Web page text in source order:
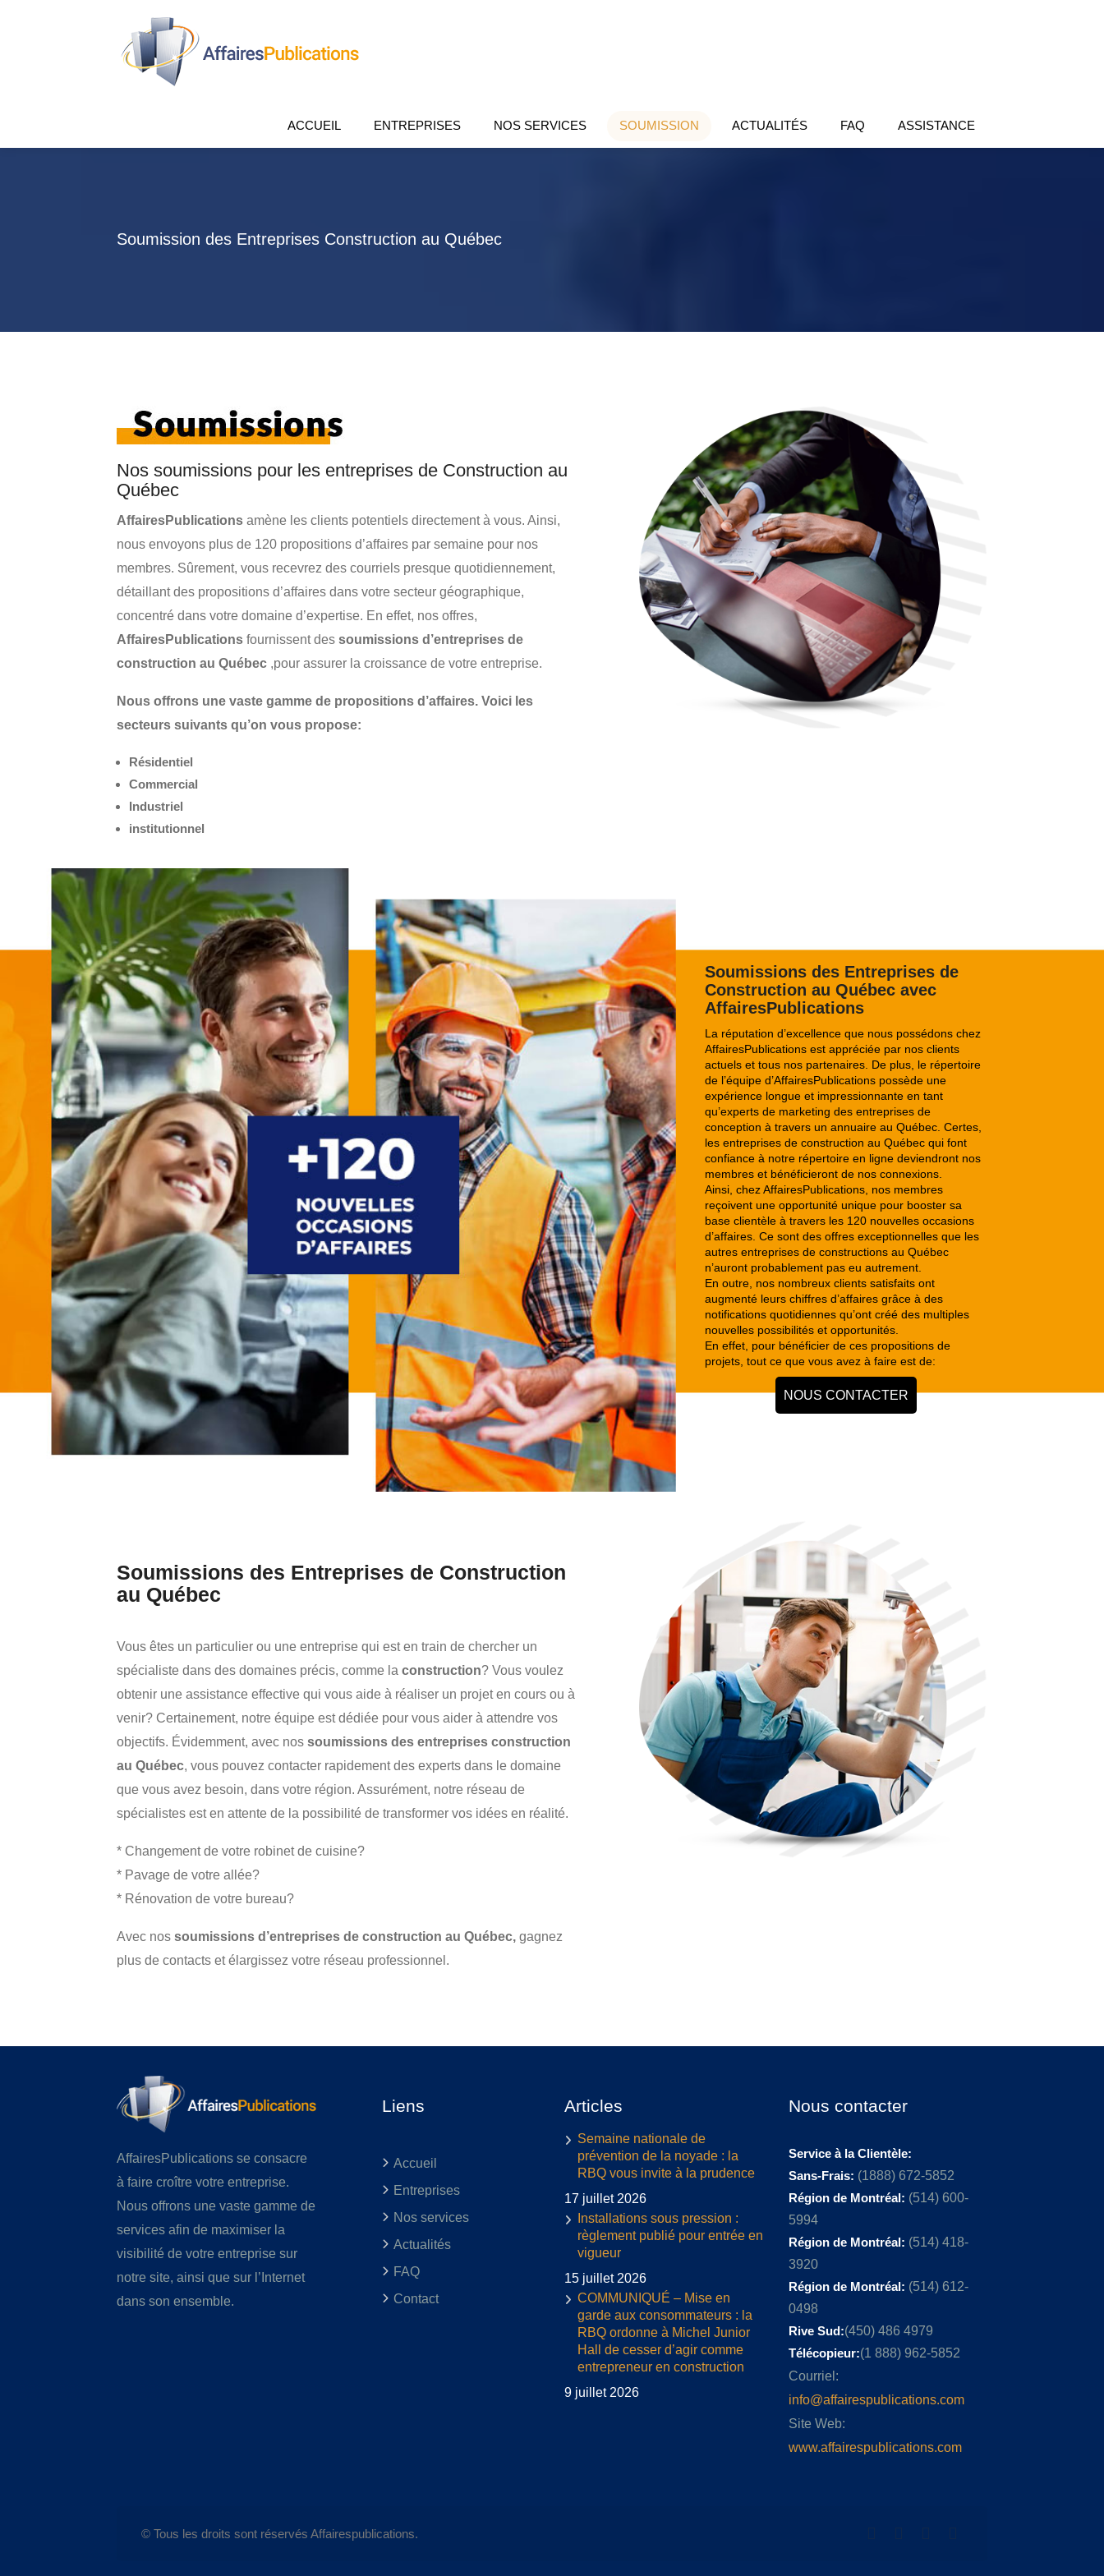
ACCUEIL ENTREPRISES NOS SERVICES SOUMISSION ACTUALITÉS FAQ ASSISTANCE
Soumission des Entreprises Construction au Québec
Nos soumissions pour les entreprises de Construction au
Québec
AffairesPublications amène les clients potentiels directement à vous. Ainsi,
nous envoyons plus de 120 propositions d’affaires par semaine pour nos
membres. Sûrement, vous recevrez des courriels presque quotidiennement,
détaillant des propositions d’affaires dans votre secteur géographique,
concentré dans votre domaine d’expertise. En effet, nos offres,
AffairesPublications fournissent des soumissions d’entreprises de
construction au Québec ,pour assurer la croissance de votre entreprise.
Nous offrons une vaste gamme de propositions d’affaires. Voici les
secteurs suivants qu’on vous propose:
Résidentiel
Commercial
Industriel
institutionnel
Soumissions des Entreprises de
Construction au Québec avec
AffairesPublications
La réputation d’excellence que nous possédons chez
AffairesPublications est appréciée par nos clients
actuels et tous nos partenaires. De plus, le répertoire
de l’équipe d’AffairesPublications possède une
expérience longue et impressionnante en tant
qu’experts de marketing des entreprises de
conception à travers un annuaire au Québec. Certes,
les entreprises de construction au Québec qui font
confiance à notre répertoire en ligne deviendront nos
membres et bénéficieront de nos connexions.
Ainsi, chez AffairesPublications, nos membres
reçoivent une opportunité unique pour booster sa
base clientèle à travers les 120 nouvelles occasions
d’affaires. Ce sont des offres exceptionnelles que les
autres entreprises de constructions au Québec
n’auront probablement pas eu autrement.
En outre, nos nombreux clients satisfaits ont
augmenté leurs chiffres d’affaires grâce à des
notifications quotidiennes qu’ont créé des multiples
nouvelles possibilités et opportunités.
En effet, pour bénéficier de ces propositions de
projets, tout ce que vous avez à faire est de:
NOUS CONTACTER
Soumissions des Entreprises de Construction
au Québec
Vous êtes un particulier ou une entreprise qui est en train de chercher un
spécialiste dans des domaines précis, comme la construction? Vous voulez
obtenir une assistance effective qui vous aide à réaliser un projet en cours ou à
venir? Certainement, notre équipe est dédiée pour vous aider à attendre vos
objectifs. Évidemment, avec nos soumissions des entreprises construction
au Québec, vous pouvez contacter rapidement des experts dans le domaine
que vous avez besoin, dans votre région. Assurément, notre réseau de
spécialistes est en attente de la possibilité de transformer vos idées en réalité.
* Changement de votre robinet de cuisine?
* Pavage de votre allée?
* Rénovation de votre bureau?
Avec nos soumissions d’entreprises de construction au Québec, gagnez
plus de contacts et élargissez votre réseau professionnel.
AffairesPublications se consacre
à faire croître votre entreprise.
Nous offrons une vaste gamme de
services afin de maximiser la
visibilité de votre entreprise sur
notre site, ainsi que sur l’Internet
dans son ensemble.
Liens
Accueil
Entreprises
Nos services
Actualités
FAQ
Contact
Articles
Semaine nationale de
prévention de la noyade : la
RBQ vous invite à la prudence
17 juillet 2026
Installations sous pression :
règlement publié pour entrée en
vigueur
15 juillet 2026
COMMUNIQUÉ – Mise en
garde aux consommateurs : la
RBQ ordonne à Michel Junior
Hall de cesser d’agir comme
entrepreneur en construction
9 juillet 2026
Nous contacter
Service à la Clientèle:
Sans-Frais: (1888) 672-5852
Région de Montréal: (514) 600-
5994
Région de Montréal: (514) 418-
3920
Région de Montréal: (514) 612-
0498
Rive Sud:(450) 486 4979
Télécopieur:(1 888) 962-5852
Courriel:
info@affairespublications.com
Site Web:
www.affairespublications.com
© Tous les droits sont réservés Affairespublications.